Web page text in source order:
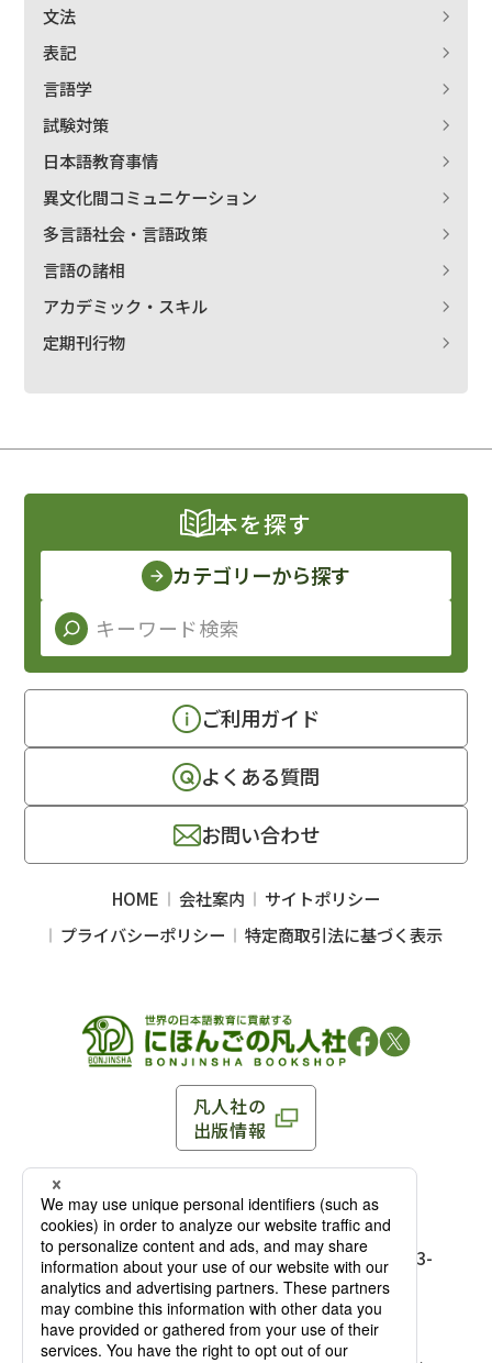
文法
表記
言語学
試験対策
日本語教育事情
異文化間コミュニケーション
多言語社会・言語政策
言語の諸相
アカデミック・スキル
定期刊行物
凡人社の
出版情報
〒102-0093 東京都千代田区平河町 1-3-13 8F
TEL：03-3263-3959／FAX：03-3263-3116
麹町店
〒102-0093 東京都千代田区平河町1-3-
13 8F［アクセス］
TEL：03-3239-8673／FAX：03-3263-
3116
本を探す
カテゴリーから探す
ご利用ガイド
よくある質問
お問い合わせ
HOME 会社案内
サイトポリシー
プライバシーポリシー
特定商取引法に基づく表示